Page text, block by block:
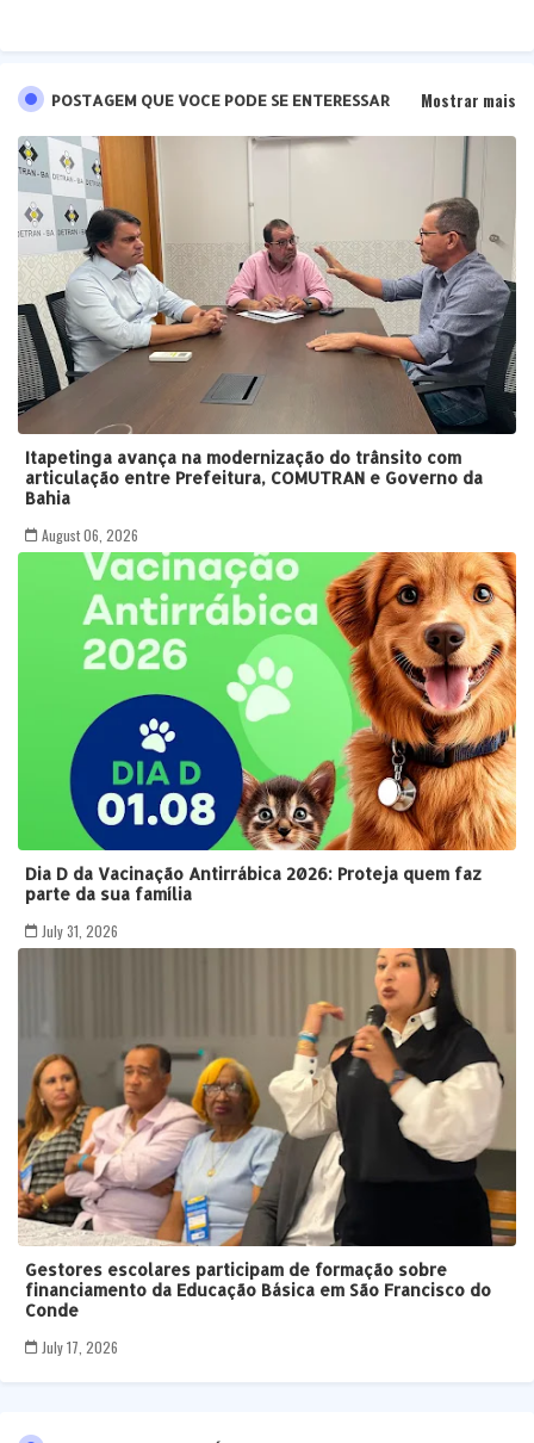
POSTAGEM QUE VOCE PODE SE ENTERESSAR Mostrar mais
Itapetinga avança na modernização do trânsito com
articulação entre Prefeitura, COMUTRAN e Governo da
Bahia
August 06, 2026
Dia D da Vacinação Antirrábica 2026: Proteja quem faz
parte da sua família
July 31, 2026
Gestores escolares participam de formação sobre
financiamento da Educação Básica em São Francisco do
Conde
July 17, 2026